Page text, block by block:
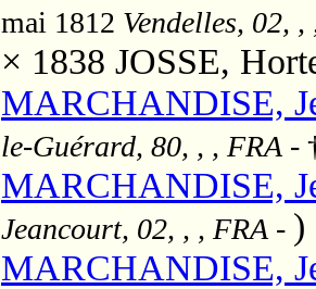
mai 1812 Vendelles, 02, ,
× 1838 JOSSE,
MARCHANDISE,
le-Guérard, 80, , , FRA -
MARCHANDISE,
Jeancourt, 02, , , FRA - )
MARCHANDISE,